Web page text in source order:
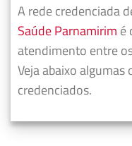
A rede credenciada
Saúde Parnamirim é
atendimento entre
Veja abaixo
credenciados.